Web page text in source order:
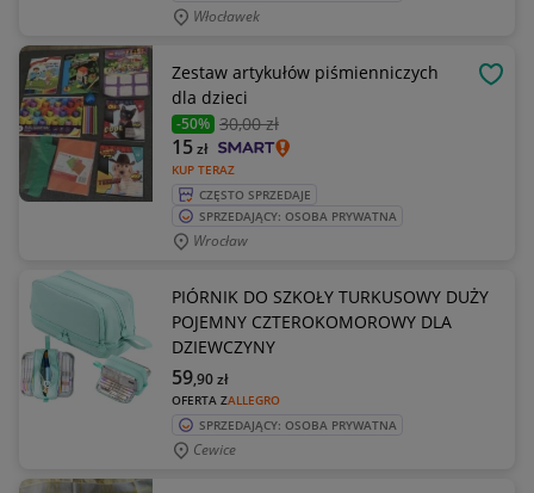
Włocławek
Zestaw artykułów piśmienniczych
dla dzieci
-50% 30,00 zł
KUP TERAZ
15zł
CZĘSTO SPRZEDAJE
SPRZEDAJĄCY: OSOBA PRYWATNA
Wrocław
PIÓRNIK DO SZKOŁY TURKUSOWY DUŻY
POJEMNY CZTEROKOMOROWY DLA
DZIEWCZYNY
OFERTA ZALLEGRO
59,90zł
SPRZEDAJĄCY: OSOBA PRYWATNA
Cewice